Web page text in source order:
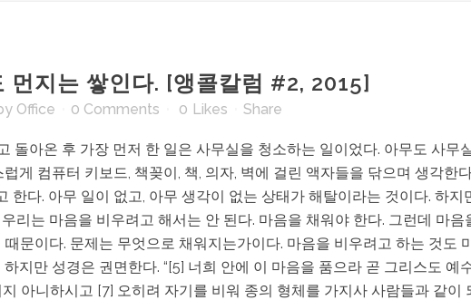
먼지는 쌓인다. [앵콜칼럼 #2, 2015]
Office 0 Comments 0 Likes Share
돌아온 후 가장 먼저 한 일은 사무실을 청소하는 일이었다. 아무도 사무
게 컴퓨터 키보드, 책꽂이, 책, 의자, 벽에 걸린 액자들을 닦으며 생각한
한다. 아무 일이 없고, 아무 생각이 없는 상태가 해탈이라는 것이다. 하
리는 마음을 비우려고 해서는 안 된다. 마음을 채워야 한다. 그런데 마
문이다. 문제는 무엇으로 채워지는가이다. 마음을 비우려고 하는 것도
지만 성경은 권면한다. “[5] 너희 안에 이 마음을 품으라 곧 그리스도
아니하시고 [7] 오히려 자기를 비워 종의 형체를 가지사 사람들과 같